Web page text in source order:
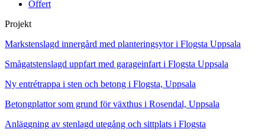
Offert
Projekt
Markstenslagd innergård med planteringsytor i Flogsta Uppsala
Smågatstenslagd uppfart med garageinfart i Flogsta Uppsala
Ny entrétrappa i sten och betong i Flogsta, Uppsala
Betongplattor som grund för växthus i Rosendal, Uppsala
Anläggning av stenlagd utegång och sittplats i Flogsta